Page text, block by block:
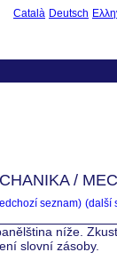
Català Deutsch
/
seznam) (další
níže.
slovní zásoby.